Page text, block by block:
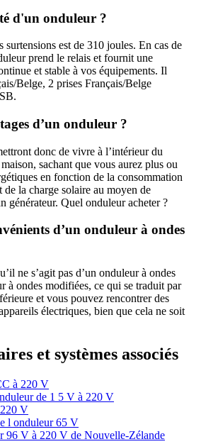
d'un onduleur ?
surtensions est de 310 joules. En cas de
prend le relais et fournit une
et stable à vos équipements. Il
Belge, 2 prises Français/Belge
d’un onduleur ?
donc de vivre à l’intérieur du
sachant que vous aurez plus ou
en fonction de la consommation
de la charge solaire au moyen de
générateur. Quel onduleur acheter ?
d’un onduleur à ondes
ne s’agit pas d’un onduleur à ondes
à ondes modifiées, ce qui se traduit par
et vous pouvez rencontrer des
électriques, bien que cela ne soit
et systèmes associés
à 220 V
de 1 5 V à 220 V
V
l onduleur 65 V
96 V à 220 V de Nouvelle-Zélande